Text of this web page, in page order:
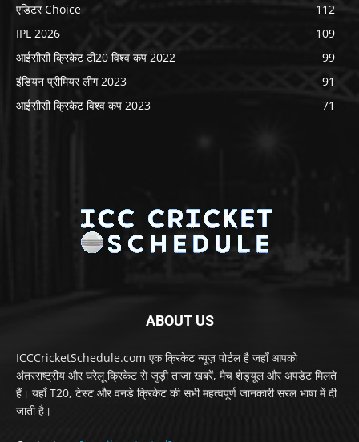
एडिटर Choice
112
IPL 2026
109
आईसीसी क्रिकेट टी20 विश्व कप 2022
99
इंडियन प्रीमियर लीग 2023
91
आईसीसी क्रिकेट विश्व कप 2023
71
ABOUT US
ICCCricketSchedule.com एक क्रिकेट न्यूज़ पोर्टल है जहाँ आपको
अंतरराष्ट्रीय और घरेलू क्रिकेट से जुड़ी ताज़ा खबरें, मैच शेड्यूल और अपडेट मिलते
हैं। यहाँ T20, टेस्ट और वनडे क्रिकेट की सभी महत्वपूर्ण जानकारी सरल भाषा में दी
जाती है।